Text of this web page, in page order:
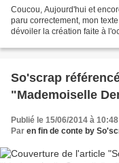
Coucou, Aujourd'hui et
paru correctement, mon
dévoiler la création faite à
So'scrap
"Mademoiselle
Publié le 15/06/2014 à 10:48
Par en fin de conte by